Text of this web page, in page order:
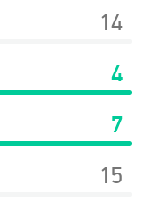
14
4
7
15